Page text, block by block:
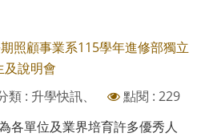
照顧事業系115學年進修部獨立
及說明會
類 : 升學快訊、
點閱 : 229
各單位及業界培育許多優秀人